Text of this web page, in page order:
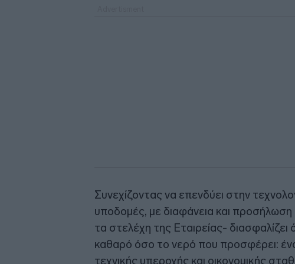
Συνεχίζοντας να επενδύει στην
υποδομές, με διαφάνεια και
τα στελέχη της Εταιρείας- διασφαλίζει
καθαρό όσο το νερό που προσφέρει:
τεχνικής υπεροχής και οικονομικής